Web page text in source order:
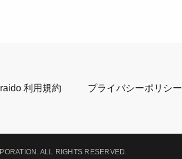
利用規約 プライバシーポリシー
ALL RIGHTS RESERVED.